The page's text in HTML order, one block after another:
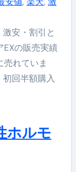
安・割引と
EXの販売実績
れていま
回半額購入
ホルモ